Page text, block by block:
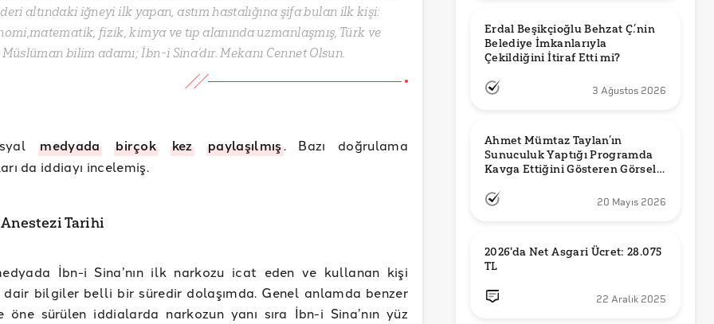
altındaki iğneyi ilk yapan, astım hastalığına şifa bulan ilk kişi:
fizik, kimya ve tıp alanında uzmanlaşmış, Türk ve
Müslüman bilim adamı; İbn-i Sina’dır. Mekanı Cennet Olsun.
medyada birçok kez paylaşılmış. Bazı doğrulama
da iddiayı incelemiş.
Anestezi Tarihi
İbn-i Sina’nın ilk narkozu icat eden ve kullanan kişi
dair bilgiler belli bir süredir dolaşımda. Genel anlamda benzer
öne sürülen iddialarda narkozun yanı sıra İbn-i Sina’nın yüz
Erdal Beşikçioğlu Behzat Ç.’nin
Belediye İmkanlarıyla
3 Ağustos 2026
Ahmet Mümtaz Taylan’ın
Sunuculuk Yaptığı Programda
Kavga Ettiğini Gösteren Görsel
20 Mayıs 2026
2026'da Net Asgari Ücret: 28.075
TL
22 Aralık 2025